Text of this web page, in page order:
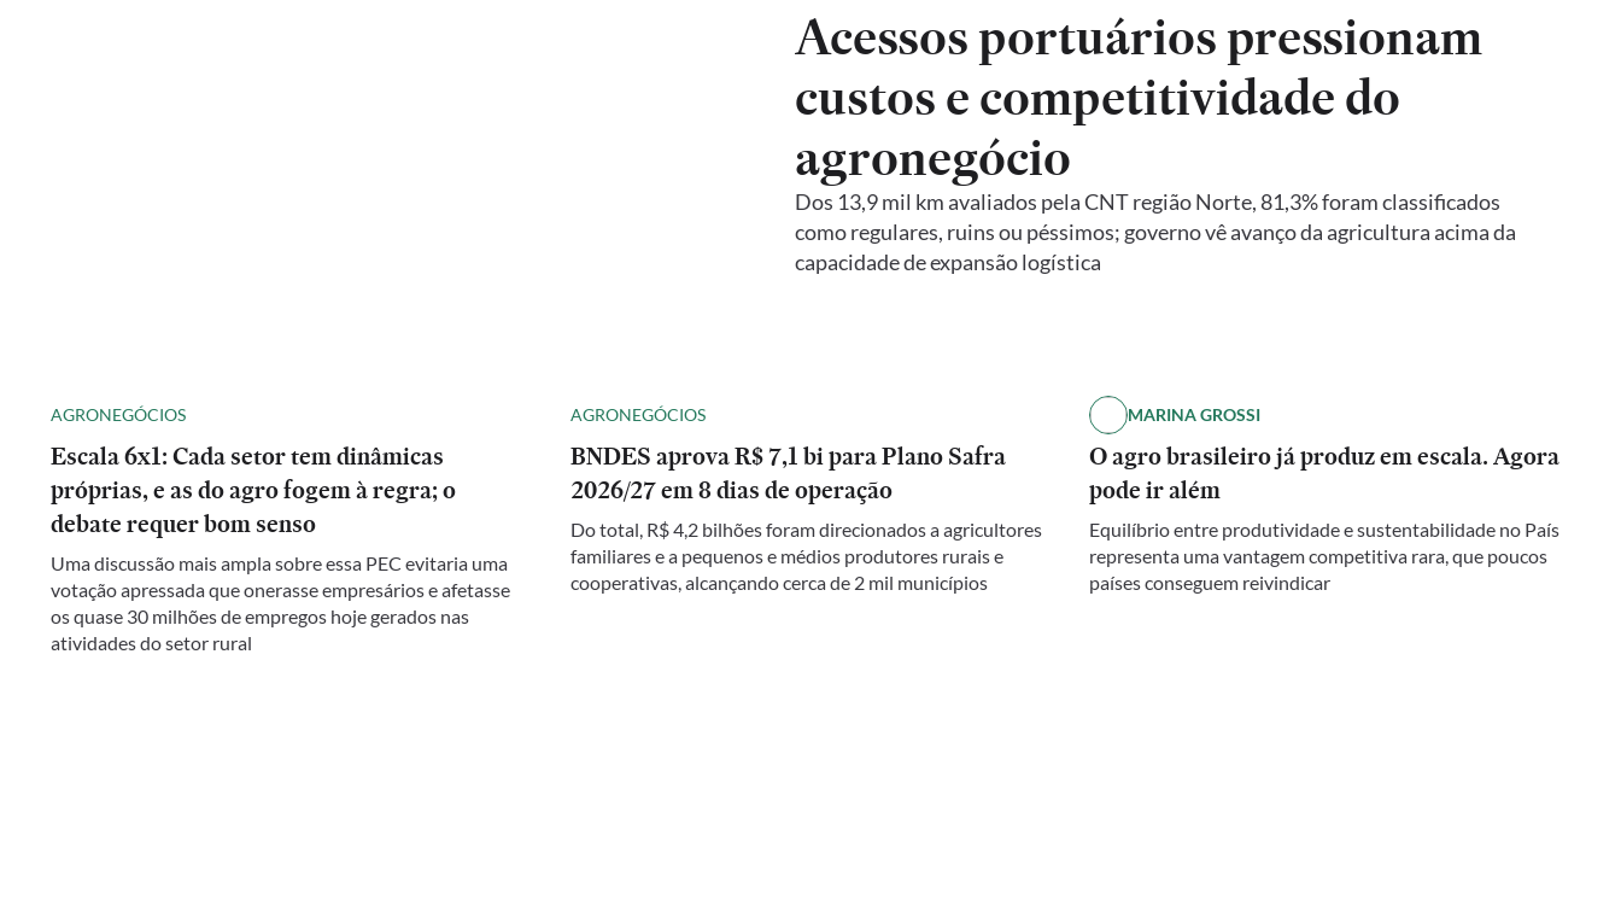
Acessos portuários pressionam
custos e competitividade do
agronegócio
Dos 13,9 mil km avaliados pela CNT região Norte, 81,3% foram classificados
como regulares, ruins ou péssimos; governo vê avanço da agricultura acima da
capacidade de expansão logística
AGRONEGÓCIOS
Escala 6x1: Cada setor tem dinâmicas
próprias, e as do agro fogem à regra; o
debate requer bom senso
Uma discussão mais ampla sobre essa PEC evitaria uma
votação apressada que onerasse empresários e afetasse
os quase 30 milhões de empregos hoje gerados nas
atividades do setor rural
AGRONEGÓCIOS
BNDES aprova R$ 7,1 bi para Plano Safra
2026/27 em 8 dias de operação
Do total, R$ 4,2 bilhões foram direcionados a agricultores
familiares e a pequenos e médios produtores rurais e
cooperativas, alcançando cerca de 2 mil municípios
MARINA GROSSI
O agro brasileiro já produz em escala. Agora
pode ir além
Equilíbrio entre produtividade e sustentabilidade no País
representa uma vantagem competitiva rara, que poucos
países conseguem reivindicar